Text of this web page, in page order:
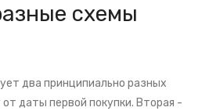
схемы
два принципиально разных
даты первой покупки. Вторая -